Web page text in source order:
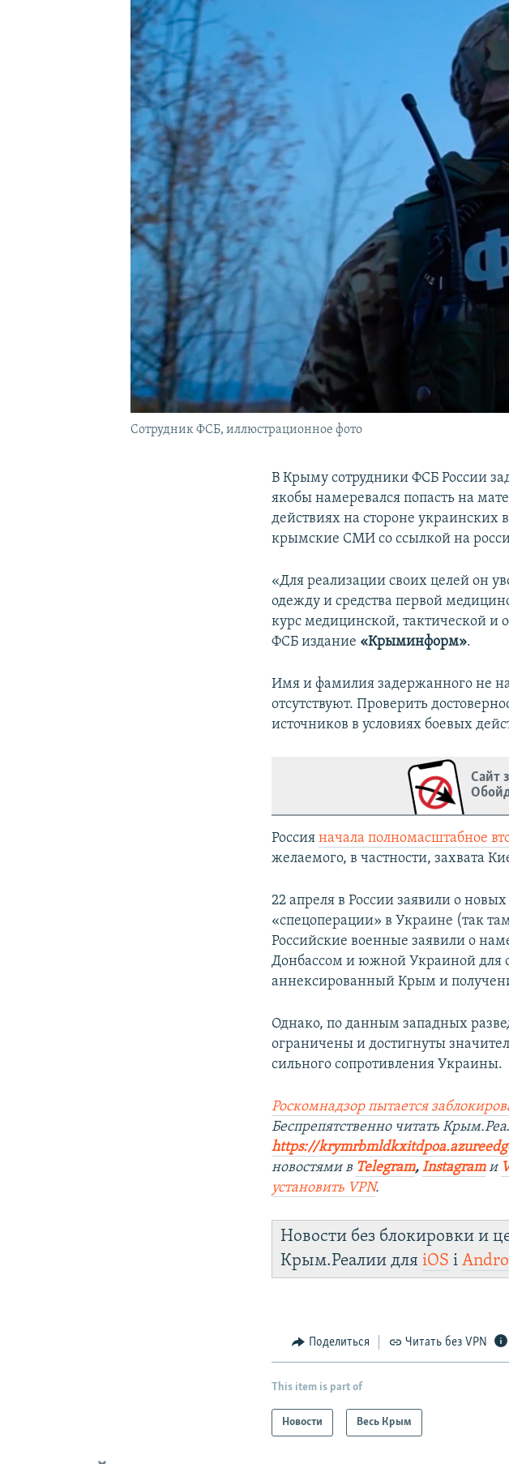
КРЫМ.НЕПОКОРЕННЫЙ
УКРАИНСКАЯ ПРОБЛЕМА КРЫМА
Сотрудник ФСБ, иллюстрационное фото
В Крыму сотрудники ФСБ России
якобы намеревался попасть на
действиях на стороне
крымские СМИ со ссылкой на
«Для реализации своих целей он
одежду и средства первой
курс медицинской, тактической и
ФСБ издание «Крыминформ».
Имя и фамилия задержанного не
отсутствуют. Проверить
источников в условиях боевых
Сайт
Россияначала полномасштабное
желаемого, в частности, захвата
22 апреля в России заявили о
«спецоперации» в Украине (так
Российские военные заявили о
Донбассом и южной Украиной для
аннексированный Крым и
Однако, по данным западных
ограничены и достигнуты
сильного сопротивления Украины.
Роскомнадзор пытается
Беспрепятственно читать
https://
новостями в Telegram,Instagramи
установить VPN.
Новости без блокировки и
Крым.Реалии дляiOS і
Поделиться Читать без VPN
This item is part of
Новости Весь Крым